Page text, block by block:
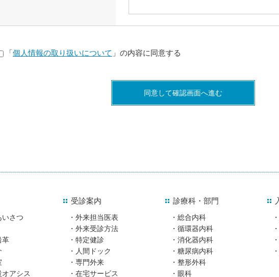
「 個人情報の取り扱いについて 」の内容に同意する
いさつ
革
アシス
受診案内
外来担当医表
外来受診方法
特定健診
人間ドック
専門外来
在宅サービス
診療科・部門
総合内科
循環器内科
消化器内科
糖尿病内科
整形外科
眼科